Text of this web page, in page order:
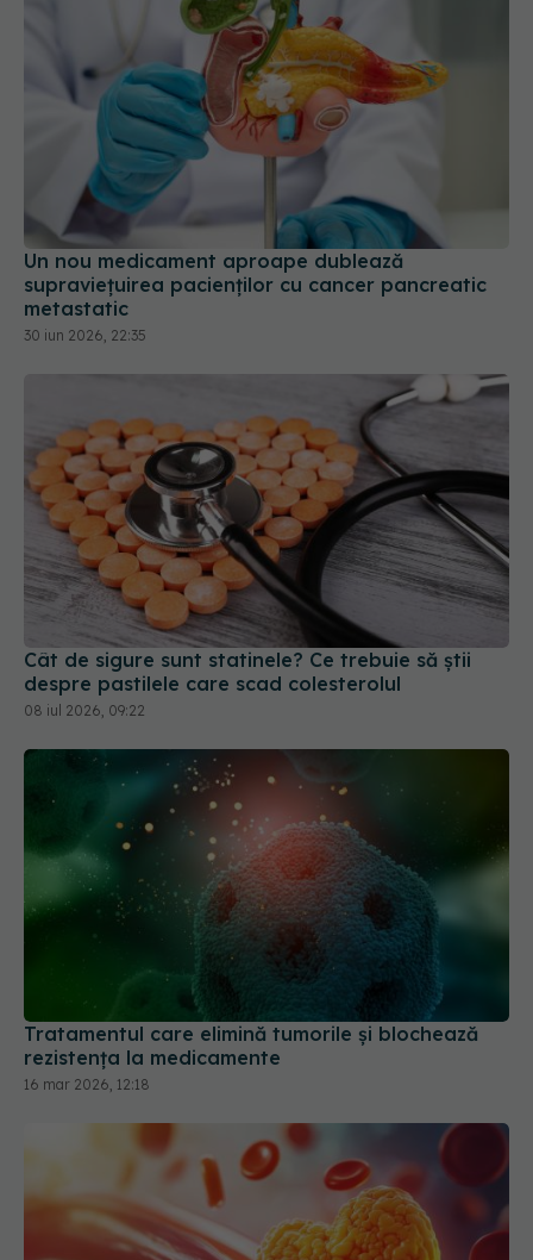
Un nou medicament aproape dublează
supraviețuirea pacienților cu cancer pancreatic
metastatic
30 iun 2026, 22:35
Cât de sigure sunt statinele? Ce trebuie să știi
despre pastilele care scad colesterolul
08 iul 2026, 09:22
Tratamentul care elimină tumorile și blochează
rezistența la medicamente
16 mar 2026, 12:18